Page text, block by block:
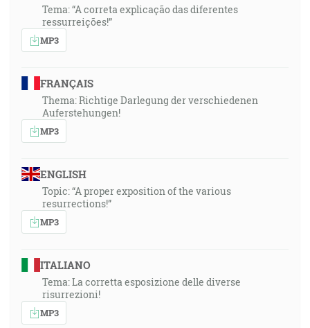
Tema: “A correta explicação das diferentes
ressurreições!”
MP3
FRANÇAIS
Thema: Richtige Darlegung der verschiedenen
Auferstehungen!
MP3
ENGLISH
Topic: “A proper exposition of the various
resurrections!”
MP3
ITALIANO
Tema: La corretta esposizione delle diverse
risurrezioni!
MP3